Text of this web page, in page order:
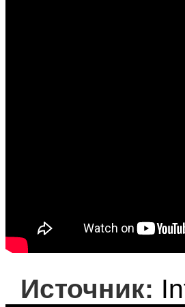
Источник: